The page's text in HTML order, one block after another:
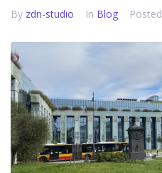
By zdn-studio In Blog Posted